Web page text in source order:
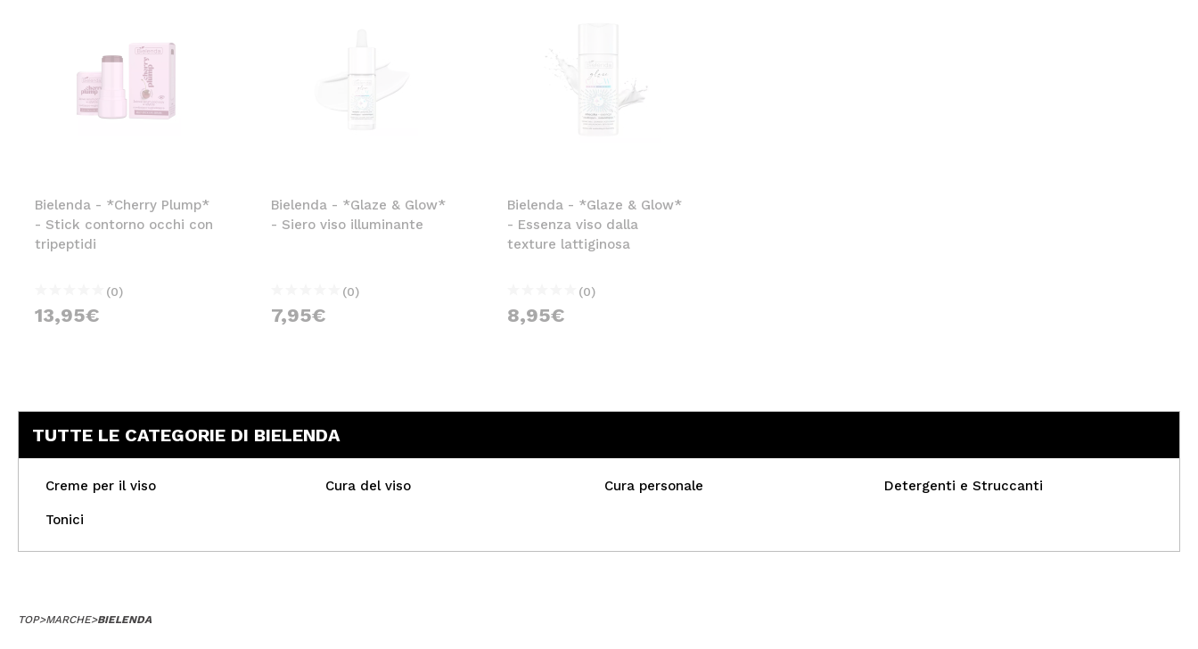
Bielenda - *Cherry Plump*
- Stick contorno occhi con
tripeptidi
(0)
13,95€
Bielenda - *Glaze & Glow*
- Siero viso illuminante
(0)
7,95€
Bielenda - *Glaze & Glow*
- Essenza viso dalla
texture lattiginosa
(0)
8,95€
TUTTE LE CATEGORIE DI BIELENDA
Creme per il viso Cura del viso Cura personale Detergenti e Struccanti
Tonici
TOP>MARCHE>BIELENDA